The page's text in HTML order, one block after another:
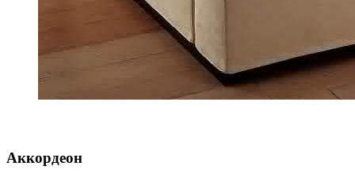
Аккордеон